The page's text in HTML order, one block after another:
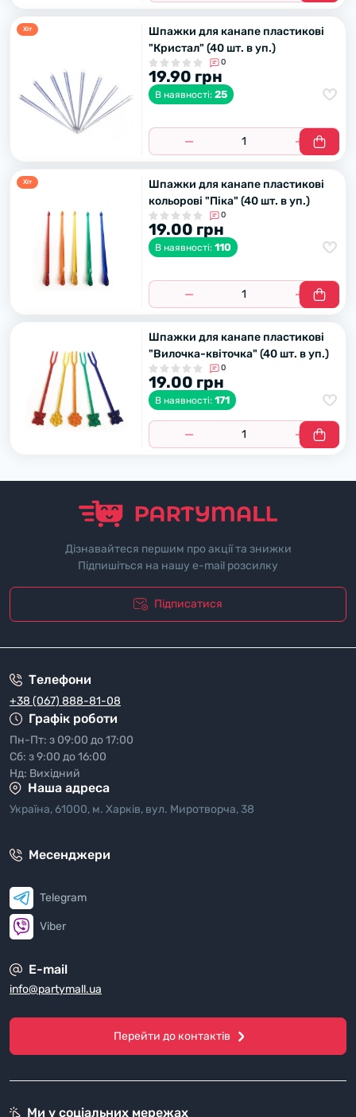
Хiт
Шпажки для канапе пластикові
"Кристал" (40 шт. в уп.)
0
19.90 грн
В наявності: 25
Хiт
Шпажки для канапе пластикові
кольорові "Піка" (40 шт. в уп.)
0
19.00 грн
В наявності: 110
Шпажки для канапе пластикові
"Вилочка-квіточка" (40 шт. в уп.)
0
19.00 грн
В наявності: 171
Дізнавайтеся першим про акції та знижки
Підпишіться на нашу e-mail розсилку
Підписатися
Телефони
+38 (067) 888-81-08
Графік роботи
Пн-Пт: з 09:00 до 17:00
Сб: з 9:00 до 16:00
Нд: Вихідний
Наша адреса
Україна, 61000, м. Харків, вул. Миротворча, 38
Месенджери
Telegram
Viber
E-mail
info@partymall.ua
Перейти до контактів
Ми у соціальних мережах